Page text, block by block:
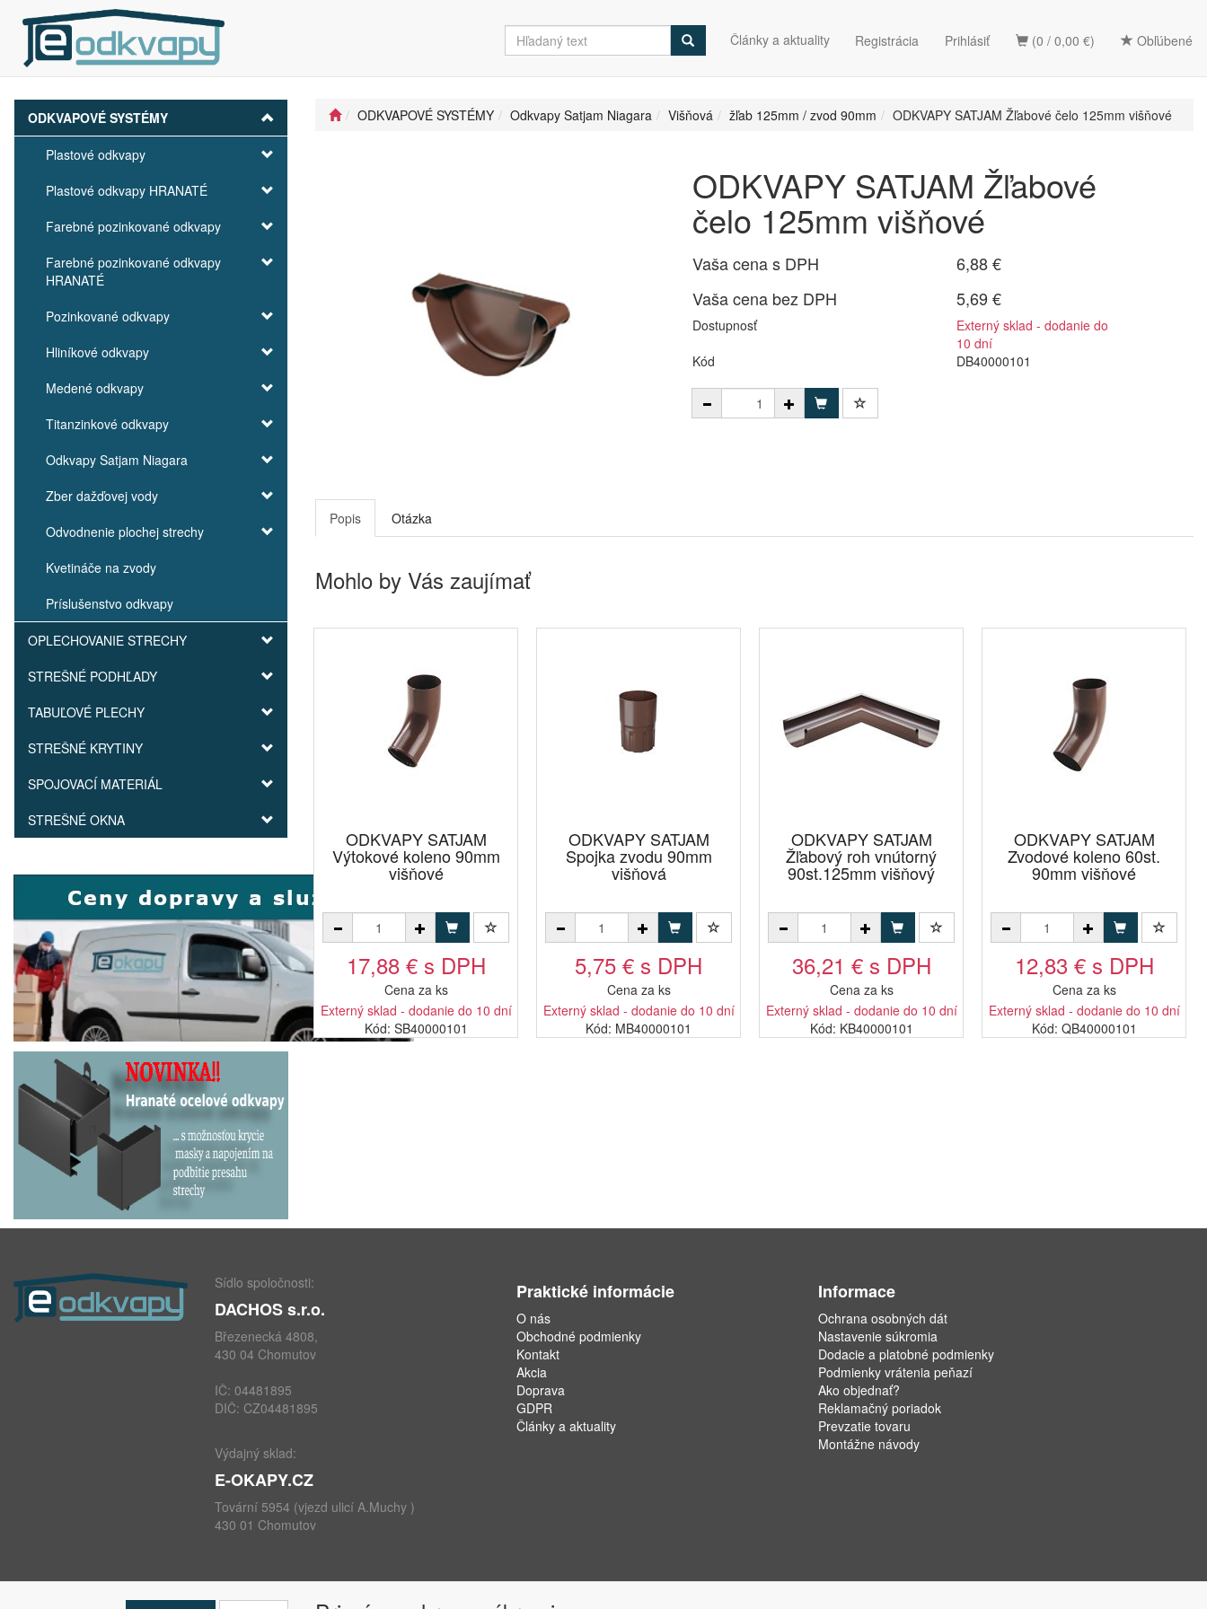
(0 / 0,00 €) Obľúbené
Články a aktuality Registrácia Prihlásiť
ODKVAPOVÉ SYSTÉMY
Plastové odkvapy
Plastové odkvapy HRANATÉ
Farebné pozinkované odkvapy
Farebné pozinkované odkvapy
HRANATÉ
Pozinkované odkvapy
Hliníkové odkvapy
Medené odkvapy
Titanzinkové odkvapy
Odkvapy Satjam Niagara
Zber dažďovej vody
Odvodnenie plochej strechy
Kvetináče na zvody
Príslušenstvo odkvapy
OPLECHOVANIE STRECHY
STREŠNÉ PODHĽADY
TABUĽOVÉ PLECHY
STREŠNÉ KRYTINY
SPOJOVACÍ MATERIÁL
STREŠNÉ OKNA
ODKVAPOVÉ SYSTÉMY Odkvapy Satjam Niagara Višňová žľab 125mm / zvod 90mm ODKVAPY SATJAM Žľabové čelo 125mm višňové
ODKVAPY SATJAM Žľabové
čelo 125mm višňové
Vaša cena s DPH
6,88 €
Vaša cena bez DPH
5,69 €
Dostupnosť
Externý sklad - dodanie do
10 dní
Kód
DB40000101
Popis Otázka
Mohlo by Vás zaujímať
ODKVAPY SATJAM
Výtokové koleno 90mm
višňové
17,88 € s DPH
Cena za ks
Externý sklad - dodanie do 10 dní
Kód: SB40000101
ODKVAPY SATJAM
Spojka zvodu 90mm
višňová
5,75 € s DPH
Cena za ks
Externý sklad - dodanie do 10 dní
Kód: MB40000101
ODKVAPY SATJAM
Žľabový roh vnútorný
90st.125mm višňový
36,21 € s DPH
Cena za ks
Externý sklad - dodanie do 10 dní
Kód: KB40000101
ODKVAPY SATJAM
Zvodové koleno 60st.
90mm višňové
12,83 € s DPH
Cena za ks
Externý sklad - dodanie do 10 dní
Kód: QB40000101
Sídlo spoločnosti:
DACHOS s.r.o.
Březenecká 4808,
430 04 Chomutov
IČ: 04481895
DIČ: CZ04481895
Výdajný sklad:
E-OKAPY.CZ
Tovární 5954 (vjezd ulicí A.Muchy )
430 01 Chomutov
telefon: +420 724 693 604
Praktické informácie
O nás
Obchodné podmienky
Kontakt
Akcia
Doprava
GDPR
Články a aktuality
Informace
Ochrana osobných dát
Nastavenie súkromia
Dodacie a platobné podmienky
Podmienky vrátenia peňazí
Ako objednať?
Reklamačný poriadok
Prevzatie tovaru
Montážne návody